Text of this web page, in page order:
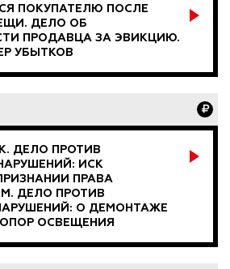
ПОКУПАТЕЛЮ ПОСЛЕ
ДЕЛО ОБ
ПРОДАВЦА ЗА ЭВИКЦИЮ.
УБЫТКОВ
ДЕЛО ПРОТИВ
ИСК
ПРАВА
ДЕЛО ПРОТИВ
О ДЕМОНТАЖЕ
ОСВЕЩЕНИЯ